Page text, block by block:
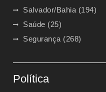
Salvador/Bahia (194)
Saúde (25)
Segurança (268)
Política